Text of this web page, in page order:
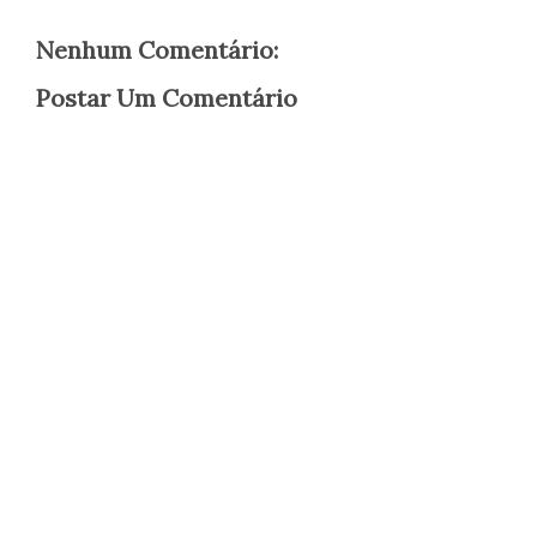
Nenhum Comentário:
Postar Um Comentário